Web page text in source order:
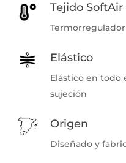
Tejido SoftAir
Elástico
Elástico en todo
sujeción
Origen
Diseñado y